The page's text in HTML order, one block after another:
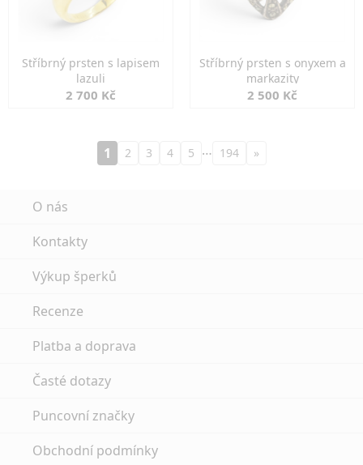
Stříbrný prsten s lapisem
lazuli
2 700 Kč
Stříbrný prsten s onyxem a
markazity
2 500 Kč
1 2 3 4 5 … 194 »
O nás
Kontakty
Výkup šperků
Recenze
Platba a doprava
Časté dotazy
Puncovní značky
Obchodní podmínky